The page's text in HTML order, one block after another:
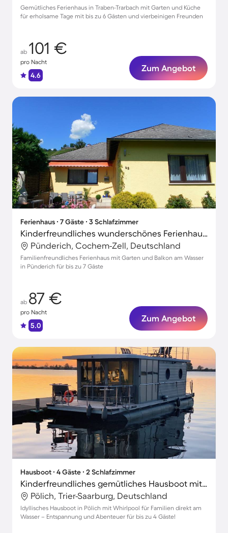
Gemütliches Ferienhaus in Traben-Trarbach mit Garten und Küche
für erholsame Tage mit bis zu 6 Gästen und vierbeinigen Freunden
ab 101 €
pro Nacht
4.6
Zum Angebot
Ferienhaus ∙ 7 Gäste ∙ 3 Schlafzimmer
Kinderfreundliches wunderschönes Ferienhaus mit Garten, Terrasse und Grill
Pünderich, Cochem-Zell, Deutschland
Familienfreundliches Ferienhaus mit Garten und Balkon am Wasser
in Pünderich für bis zu 7 Gäste
ab 87 €
pro Nacht
5.0
Zum Angebot
Hausboot ∙ 4 Gäste ∙ 2 Schlafzimmer
Kinderfreundliches gemütliches Hausboot mit Terrasse
Pölich, Trier-Saarburg, Deutschland
Idyllisches Hausboot in Pölich mit Whirlpool für Familien direkt am
Wasser – Entspannung und Abenteuer für bis zu 4 Gäste!